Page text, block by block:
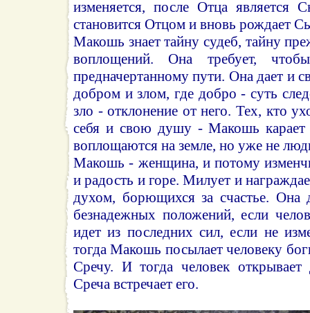
изменяется, после Отца
становится Отцом и вновь рождает
Макошь знает тайну судеб, тайну
воплощений. Она требует,
предначертанному пути. Она дает и
добром и злом, где добро - суть
зло - отклонение от него. Тех, кто
себя и свою душу - Макошь
воплощаются на земле, но уже не
Макошь - женщина, и потому
и радость и горе. Милует и
духом, борющихся за счастье. Она
безнадежных положений, если
идет из последних сил, если не
тогда Макошь посылает человеку
Сречу. И тогда человек
Среча встречает его.